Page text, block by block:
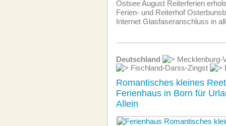
Ostsee August Reiterferien
Ferien- und Reiterhof
Internet Glasfaseranschluss in
Deutschland
Mecklenburg-
Fischland-Darss-Zingst
Romantisches kleines
Ferienhaus in Born für
Allein